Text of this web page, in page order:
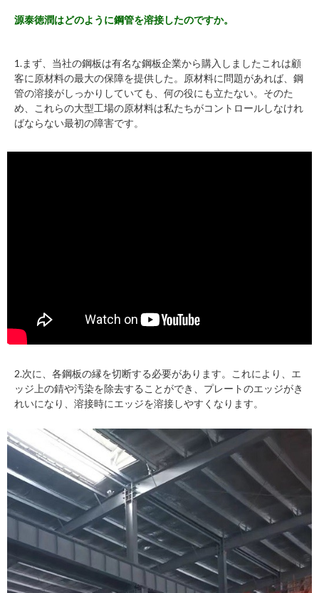
源泰徳潤はどのように鋼管を溶接したのですか。
1.まず、当社の鋼板は有名な鋼板企業から購入しましたこれは顧
客に原材料の最大の保障を提供した。原材料に問題があれば、鋼
管の溶接がしっかりしていても、何の役にも立たない。そのた
め、これらの大型工場の原材料は私たちがコントロールしなけれ
ばならない最初の障害です。
2.次に、各鋼板の縁を切断する必要があります。これにより、エ
ッジ上の錆や汚染を除去することができ、プレートのエッジがき
れいになり、溶接時にエッジを溶接しやすくなります。